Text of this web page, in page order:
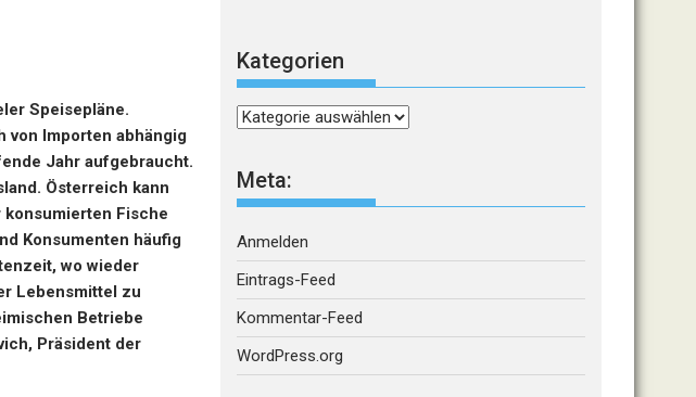
Speisepläne.
von Importen abhängig
Jahr aufgebraucht.
Österreich kann
Fische
Konsumenten häufig
wo wieder
Lebensmittel zu
Betriebe
, Präsident der
Kategorien
Kategorien
Meta:
Anmelden
Eintrags-Feed
Kommentar-Feed
WordPress.org